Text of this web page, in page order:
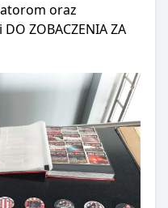
oraz
ZOBACZENIA ZA